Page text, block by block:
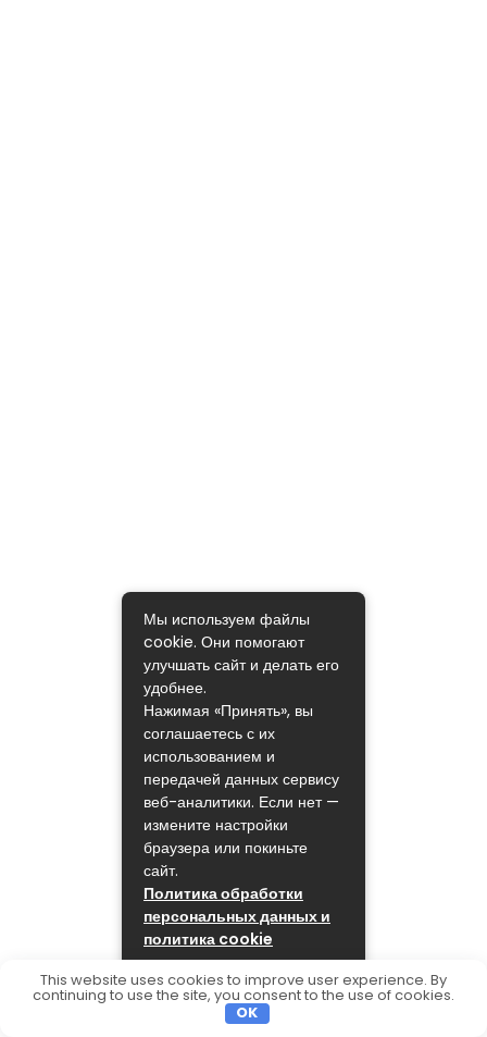
Мы используем файлы
cookie. Они помогают
улучшать сайт и делать его
удобнее.
Нажимая «Принять», вы
соглашаетесь с их
использованием и
передачей данных сервису
веб-аналитики. Если нет —
измените настройки
браузера или покиньте
сайт.
Политика обработки
персональных данных и
политика cookie
ПРИНЯТЬ
This website uses cookies to improve user experience. By
continuing to use the site, you consent to the use of cookies.
OK